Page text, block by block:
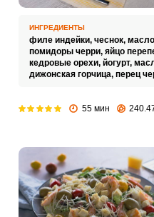
ИНГРЕДИЕНТЫ
филе индейки, чеснок,
помидоры черри, яйцо
кедровые орехи, йогурт,
дижонская горчица, перец
55 мин